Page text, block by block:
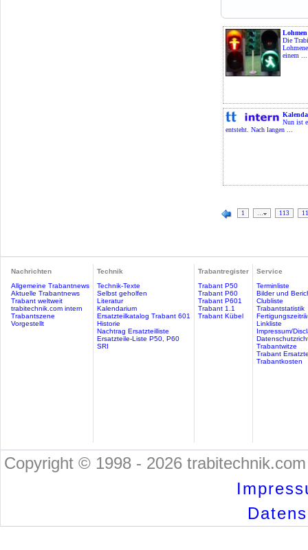
Die
einem ...
Nun ist
entsteht. Nach langen ...
1 113
Nachrichten
Allgemeine Trabantnews
Aktuelle Trabantnews
Trabant weltweit
trabitechnik.com intern
Trabantszene
Vorgestellt
Technik
Technik-Texte
Selbst geholfen
Literatur
Kalendarium
Ersatzteilkatalog Trabant 601
Historie
Nachtrag Ersatzteilliste
Ersatzteile-Liste P50, P60
SRI
Trabantregister
Trabant P50
Trabant P60
Trabant P601
Trabant 1.1
Trabant Kübel
Service
Terminliste
Bilder und
Clubliste
Trabantstatistik
Linkliste
Impressum/
Trabantwitze
Trabant
Trabantkosten
Copyright © 1998 - 2026